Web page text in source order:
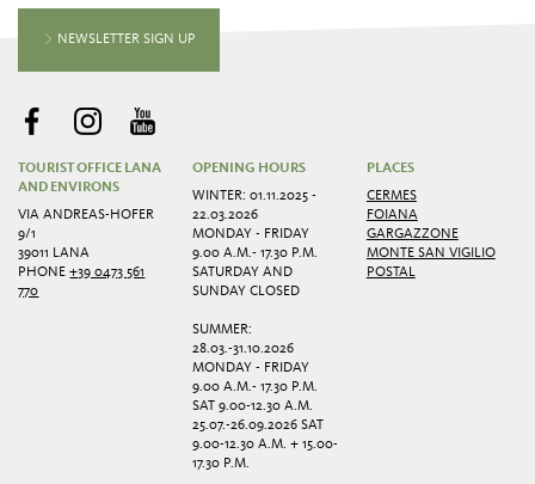
NEWSLETTER SIGN UP
TOURIST OFFICE LANA
AND ENVIRONS
VIA ANDREAS-HOFER
9/1
39011 LANA
PHONE+39 0473 561
770
OPENING HOURS
WINTER: 01.11.2025 -
22.03.2026
MONDAY - FRIDAY
9.00 A.M.- 17.30 P.M.
SATURDAY AND
SUNDAY CLOSED
SUMMER:
28.03.-31.10.2026
MONDAY - FRIDAY
9.00 A.M.- 17.30 P.M.
SAT 9.00-12.30 A.M.
25.07.-26.09.2026 SAT
9.00-12.30 A.M. + 15.00-
17.30 P.M.
PLACES
CERMES
FOIANA
GARGAZZONE
MONTE SAN VIGILIO
POSTAL